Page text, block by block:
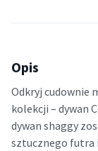
Opis
Odkryj cudownie
kolekcji – dywan
dywan shaggy
sztucznego futra i